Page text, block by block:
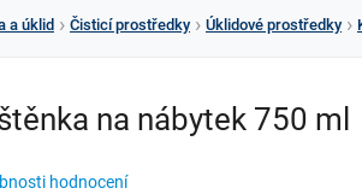
a úklid Čisticí prostředky Úklidové prostředky
na nábytek 750 ml
hodnocení